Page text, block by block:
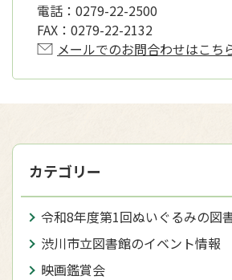
電話： 0279-22-2500
FAX： 0279-22-2132
メールでのお問合わせはこち
カテゴリー
令和8年度第1回ぬいぐるみの図
渋川市立図書館のイベント情報
映画鑑賞会